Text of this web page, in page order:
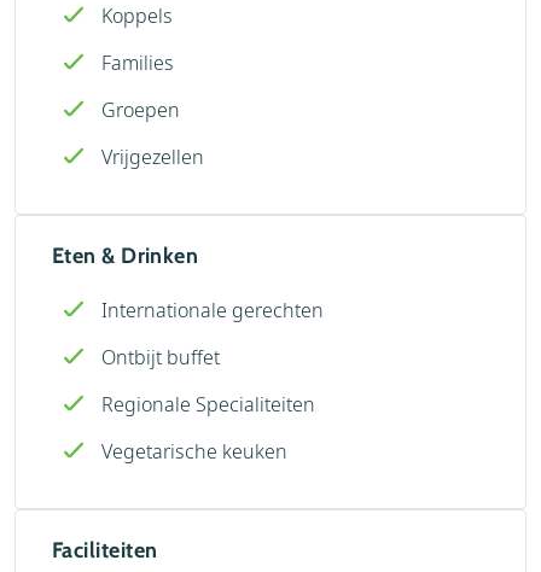
Koppels
Families
Groepen
Vrijgezellen
Eten & Drinken
Internationale gerechten
Ontbijt buffet
Regionale Specialiteiten
Vegetarische keuken
Faciliteiten